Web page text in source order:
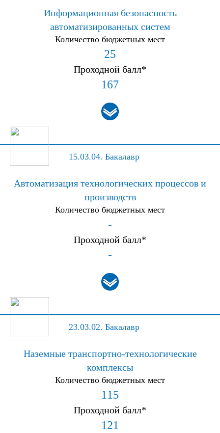
Информационная безопасность
автоматизированных систем
Количество бюджетных мест
25
Проходной балл*
167
15.03.04. Бакалавр
Автоматизация технологических процессов и
производств
Количество бюджетных мест
-
Проходной балл*
-
23.03.02. Бакалавр
Наземные транспортно-технологические
комплексы
Количество бюджетных мест
115
Проходной балл*
121